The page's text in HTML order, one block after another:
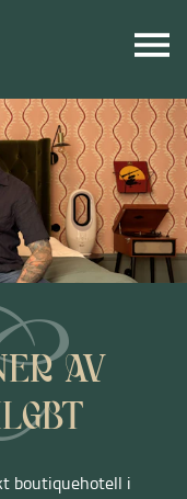
AV
boutiquehotell i